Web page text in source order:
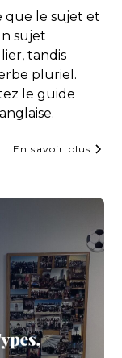
que le sujet et
sujet
tandis
pluriel.
le guide
En savoir plus